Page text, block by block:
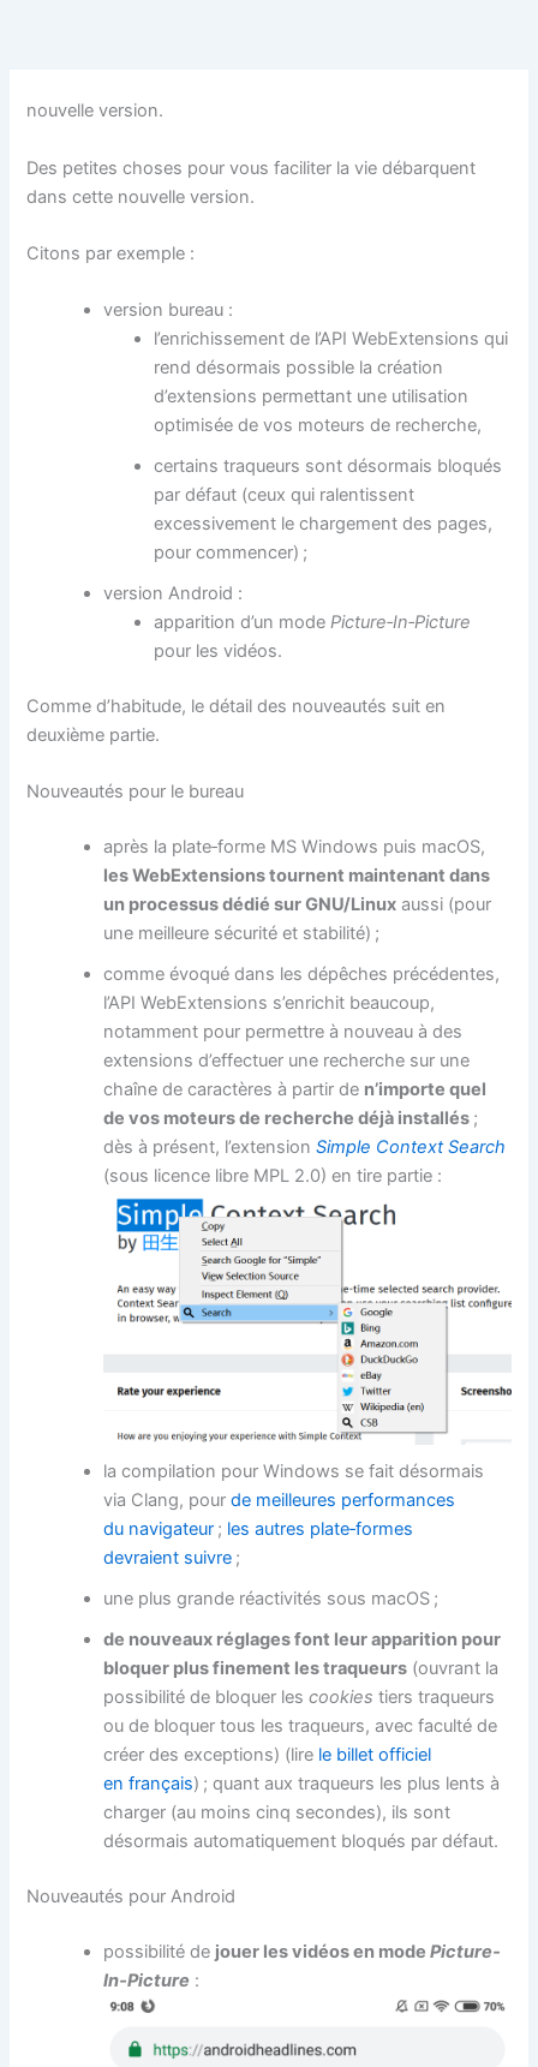
nouvelle version.
Des petites choses pour vous faciliter la vie débarquent
dans cette nouvelle version.
Citons par exemple :
version bureau :
l’enrichissement de l’API WebExtensions qui
rend désormais possible la création
d’extensions permettant une utilisation
optimisée de vos moteurs de recherche,
certains traqueurs sont désormais bloqués
par défaut (ceux qui ralentissent
excessivement le chargement des pages,
pour commencer) ;
version Android :
apparition d’un modePicture‐In‐Picture
pour les vidéos.
Comme d’habitude, le détail des nouveautés suit en
deuxième partie.
Nouveautés pour le bureau
après la plate‐forme MS Windows puis macOS,
les WebExtensions tournent maintenant dans
un processus dédié sur GNU/Linux aussi (pour
une meilleure sécurité et stabilité) ;
comme évoqué dans les dépêches précédentes,
l’API WebExtensions s’enrichit beaucoup,
notamment pour permettre à nouveau à des
extensions d’effectuer une recherche sur une
chaîne de caractères à partir de n’importe quel
de vos moteurs de recherche déjà installés ;
dès à présent, l’extensionSimple Context Search
(sous licence libre MPL 2.0) en tire partie :
la compilation pour Windows se fait désormais
via Clang, pourde meilleures performances
du navigateur ; les autres plate‐formes
devraient suivre ;
une plus grande réactivités sous macOS ;
de nouveaux réglages font leur apparition pour
bloquer plus finement les traqueurs (ouvrant la
possibilité de bloquer lescookies tiers traqueurs
ou de bloquer tous les traqueurs, avec faculté de
créer des exceptions) (lire le billet officiel
en français) ; quant aux traqueurs les plus lents à
charger (au moins cinq secondes), ils sont
désormais automatiquement bloqués par défaut.
Nouveautés pour Android
possibilité de jouer les vidéos en modePicture‐
In‐Picture :